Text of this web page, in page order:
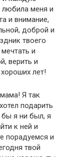
меня и
и внимание,
доброй и
твоего
и
верить и
лет!
Я так
подарить
я ни был, я
к ней и
порадуемся и
твой